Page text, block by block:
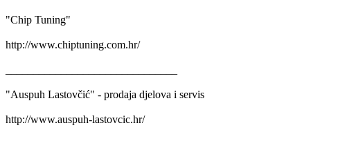
"Chip Tuning"
http://www.chiptuning.com.hr/
"Auspuh Lastovčić" - prodaja djelova i servis
http://www.auspuh-lastovcic.hr/